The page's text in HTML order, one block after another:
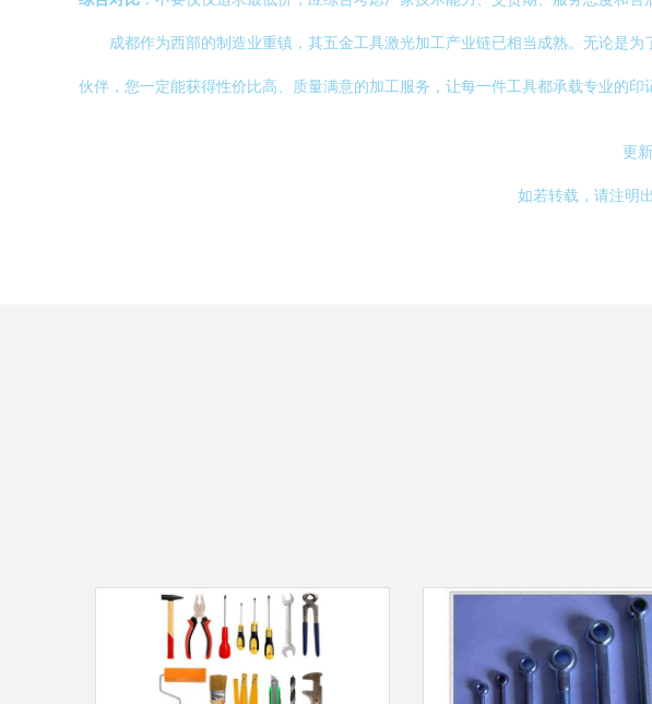
成都作为西部的制造业重镇，其五金工具激光加工产业链已相当成熟。无论是
伙伴，您一定能获得性价比高、质量满意的加工服务，让每一件工具都承载专业的印
更
如若转载，请注明